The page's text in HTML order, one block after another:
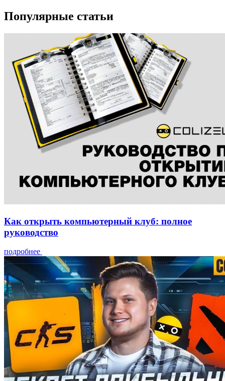
Популярные статьи
Как открыть компьютерный клуб: полное
руководство
подробнее